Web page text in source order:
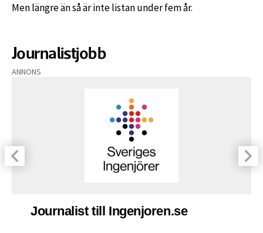
Men längre än så är inte listan under fem år.
Journalistjobb
ANNONS
Journalist till Ingenjoren.se